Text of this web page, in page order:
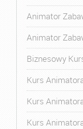
Animator
Animator
Biznesowy
Kurs
Kurs
Kurs